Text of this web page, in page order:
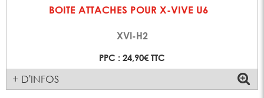
BOITE ATTACHES POUR X-VIVE U6
XVI-H2
PPC : 24,90€ TTC
+ D'INFOS